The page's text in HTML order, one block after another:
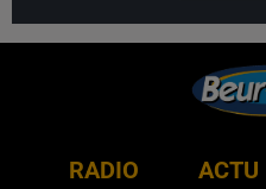
RADIO ACTU